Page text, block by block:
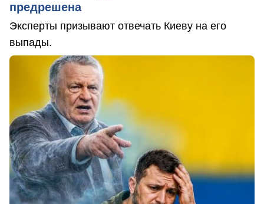
предрешена
Эксперты призывают отвечать Киеву на его
выпады.